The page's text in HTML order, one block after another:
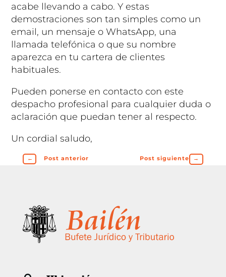
acabe llevando a cabo. Y estas
demostraciones son tan simples como un
email, un mensaje o WhatsApp, una
llamada telefónica o que su nombre
aparezca en tu cartera de clientes
habituales.
Pueden ponerse en contacto con este
despacho profesional para cualquier duda o
aclaración que puedan tener al respecto.
Un cordial saludo,
← Post anterior Post siguiente →